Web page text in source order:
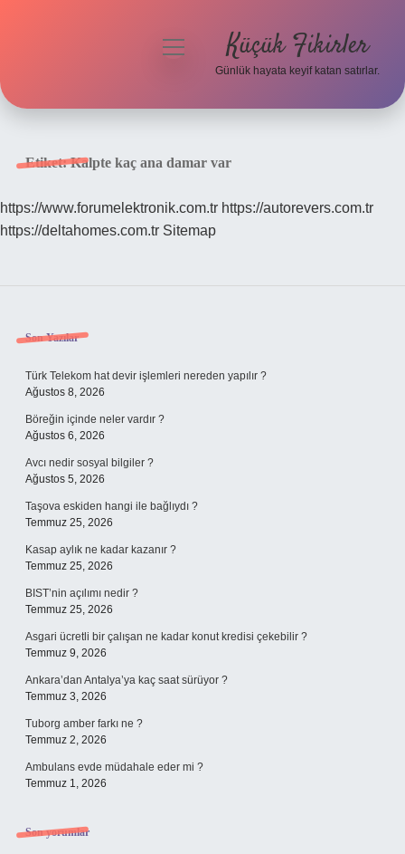
Hakkımızda
menüyü
Küçük Fikirler
Günlük hayata keyif katan satırlar.
Etiket:Kalpte kaç ana damar var
https://www.forumelektronik.com.tr https://autorevers.com.tr
https://deltahomes.com.tr Sitemap
Sidebar
Son Yazılar
Türk Telekom hat devir işlemleri nereden yapılır ?
Ağustos 8, 2026
Böreğin içinde neler vardır ?
Ağustos 6, 2026
Avcı nedir sosyal bilgiler ?
Ağustos 5, 2026
Taşova eskiden hangi ile bağlıydı ?
Temmuz 25, 2026
Kasap aylık ne kadar kazanır ?
Temmuz 25, 2026
BIST’nin açılımı nedir ?
Temmuz 25, 2026
Asgari ücretli bir çalışan ne kadar konut kredisi çekebilir ?
Temmuz 9, 2026
Ankara’dan Antalya’ya kaç saat sürüyor ?
Temmuz 3, 2026
Tuborg amber farkı ne ?
Temmuz 2, 2026
Ambulans evde müdahale eder mi ?
Temmuz 1, 2026
Son yorumlar